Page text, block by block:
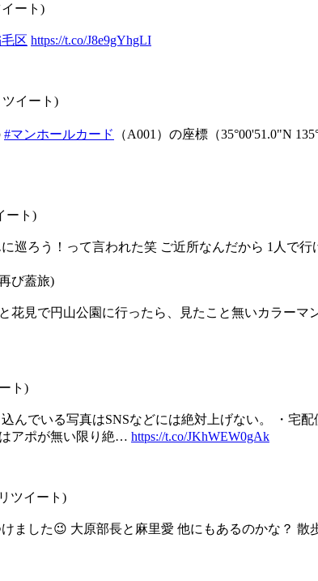
ート)
区 https://t.co/J8e9gYhgLI
ツイート)
#マンホールカード （A001）の座標（35°00'51.0"N
ート)
巡ろう！って言われた笑 ご近所なんだから 1人で
び蓋旅)
花見で円山公園に行ったら、見たこと無いカラーマ
ト)
んでいる写真はSNSなどには絶対上げない。 ・宅
アポが無い限り絶… https://t.co/JKhWEW0gAk
ツイート)
ました😉 大原部長と麻里愛 他にもあるのかな？ 散